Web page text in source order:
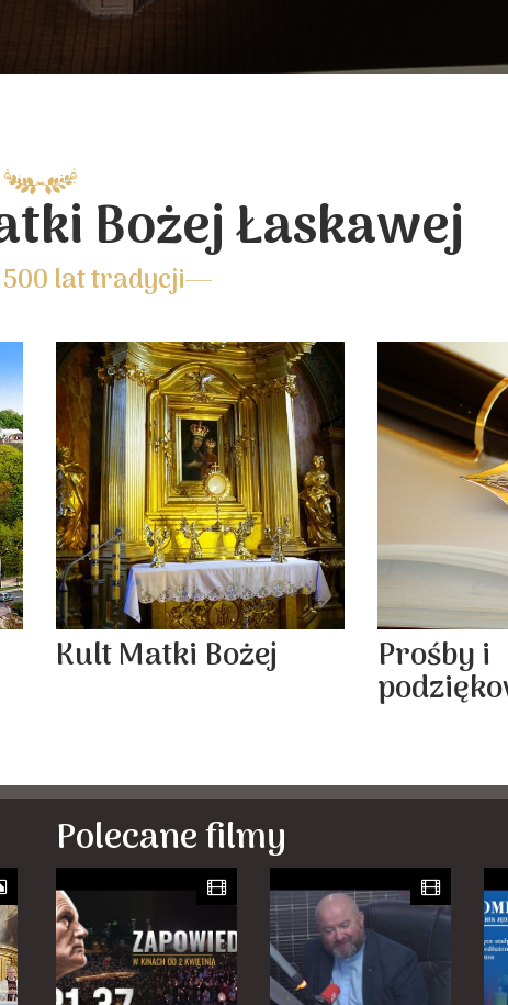
Bożej Łaskawej
lat tradycji
Kult Matki Bożej Prośby i
Polecane filmy